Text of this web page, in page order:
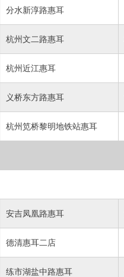
分水新淳路惠耳
杭州文二路惠耳
杭州近江惠耳
义桥东方路惠耳
杭州笕桥黎明地铁站惠耳
安吉凤凰路惠耳
德清惠耳二店
练市湖盐中路惠耳